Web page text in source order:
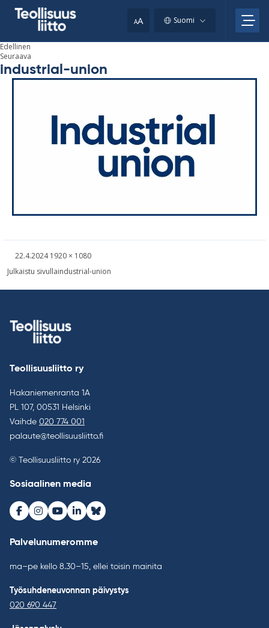
AA Suomi
Edellinen
Seuraava
industrial-union
Kirjoitettu
22.4.2024 Täysikokoinen
1920 × 1080
Artikkelien
Julkaistu sivullaindustrial-union
clipboard.)
Teollisuusliitto ry
Hakaniemenranta 1A
PL 107, 00531 Helsinki
Vaihde 020 774 001
palaute@teollisuusliitto.fi
© Teollisuusliitto ry 2026
Sosiaalinen media
Facebook
Instagram
Youtube
LinkedInBluesky
Palvelunumeromme
ma–pe kello 8.30–15, ellei toisin mainita
Työsuhdeneuvonnan päivystys
020 690 447